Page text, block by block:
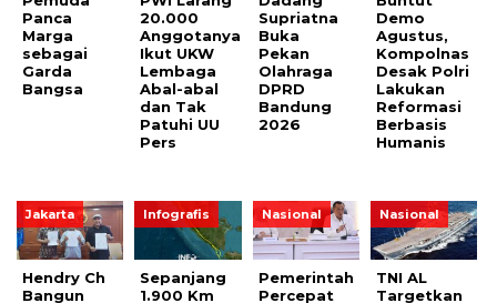
Panca
Marga
sebagai
Garda
Bangsa
20.000
Anggotanya
Ikut UKW
Lembaga
Abal-abal
dan Tak
Patuhi UU
Pers
Supriatna
Buka
Pekan
Olahraga
DPRD
Bandung
2026
Demo
Agustus,
Kompolnas
Desak Polri
Lakukan
Reformasi
Berbasis
Humanis
Jakarta
Hendry Ch
Bangun
Infografis
Sepanjang
1.900 Km
Nasional
Pemerintah
Percepat
Nasional
TNI AL
Targetkan